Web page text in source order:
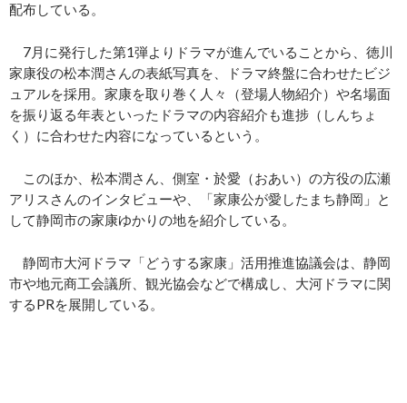
配布している。
7月に発行した第1弾よりドラマが進んでいることから、徳川
家康役の松本潤さんの表紙写真を、ドラマ終盤に合わせたビジ
ュアルを採用。家康を取り巻く人々（登場人物紹介）や名場面
を振り返る年表といったドラマの内容紹介も進捗（しんちょ
く）に合わせた内容になっているという。
このほか、松本潤さん、側室・於愛（おあい）の方役の広瀬
アリスさんのインタビューや、「家康公が愛したまち静岡」と
して静岡市の家康ゆかりの地を紹介している。
静岡市大河ドラマ「どうする家康」活用推進協議会は、静岡
市や地元商工会議所、観光協会などで構成し、大河ドラマに関
するPRを展開している。